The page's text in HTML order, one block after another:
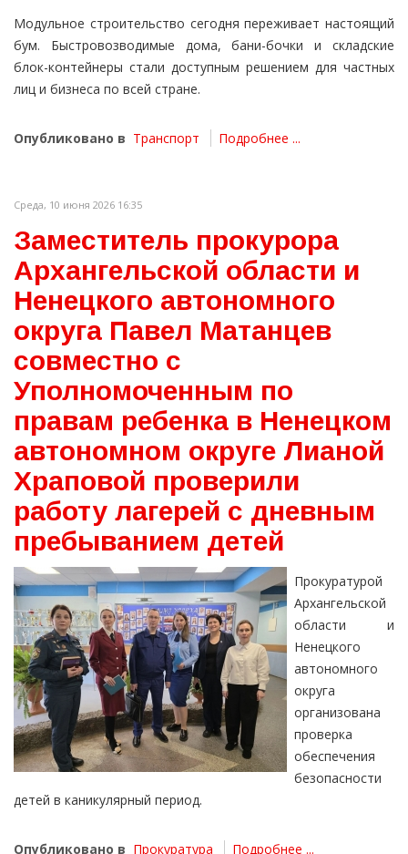
Модульное строительство сегодня переживает настоящий
бум. Быстровозводимые дома, бани-бочки и складские
блок-контейнеры стали доступным решением для частных
лиц и бизнеса по всей стране.
Опубликовано в Транспорт Подробнее ...
Среда, 10 июня 2026 16:35
Заместитель прокурора
Архангельской области и
Ненецкого автономного
округа Павел Матанцев
совместно с
Уполномоченным по
правам ребенка в Ненецком
автономном округе Лианой
Храповой проверили
работу лагерей с дневным
пребыванием детей
Прокуратурой
Архангельской
области и
Ненецкого
автономного
округа
организована
проверка
обеспечения
безопасности
детей в каникулярный период.
Опубликовано в Прокуратура Подробнее ...